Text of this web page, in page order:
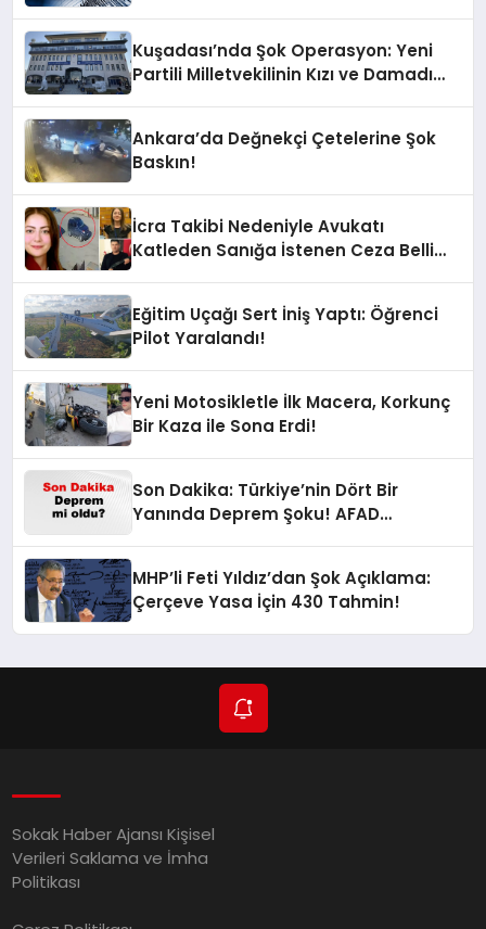
Kuşadası’nda Şok Operasyon: Yeni
Partili Milletvekilinin Kızı ve Damadı
Ankara’da Değnekçi Çetelerine Şok
Baskın!
İcra Takibi Nedeniyle Avukatı
Katleden Sanığa İstenen Ceza Belli
Eğitim Uçağı Sert İniş Yaptı: Öğrenci
Pilot Yaralandı!
Yeni Motosikletle İlk Macera, Korkunç
Bir Kaza ile Sona Erdi!
Son Dakika: Türkiye’nin Dört Bir
Yanında Deprem Şoku! AFAD
MHP’li Feti Yıldız’dan Şok Açıklama:
Çerçeve Yasa İçin 430 Tahmin!
Sokak Haber Ajansı Kişisel
Verileri Saklama ve İmha
Politikası